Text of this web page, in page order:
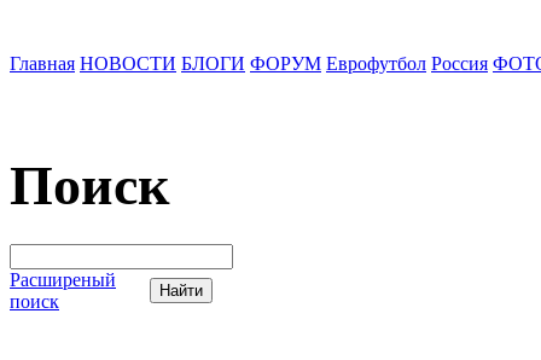
Главная НОВОСТИ БЛОГИ ФОРУМ Еврофутбол Россия
Поиск
Расширеный
поиск